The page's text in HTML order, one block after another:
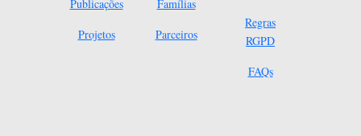
Publicações
Projetos
Famílias
Parceiros
Regras
RGPD
FAQs